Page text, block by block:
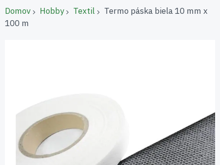
Domov Hobby Textil
Termo páska biela 10 mm x
100 m